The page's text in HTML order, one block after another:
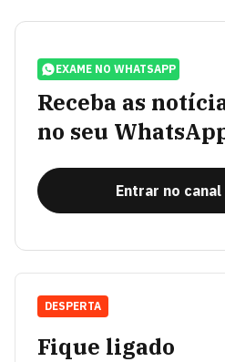
EXAME NO WHATSAPP
Receba as
no seu
Entrar no canal
Fique ligado
DESPERTA